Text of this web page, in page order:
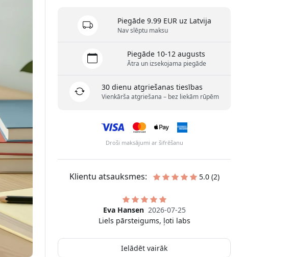
Piegāde 9.99 EUR uz Latvija
Nav slēptu maksu
Piegāde 10-12 augusts
Ātra un izsekojama piegāde
30 dienu atgriešanas tiesības
Vienkārša atgriešana – bez liekām rūpēm
Droši maksājumi ar šifrēšanu
Klientu atsauksmes: 5.0 (2)
Eva Hansen 2026-07-25
Liels pārsteigums, ļoti labs
Ielādēt vairāk